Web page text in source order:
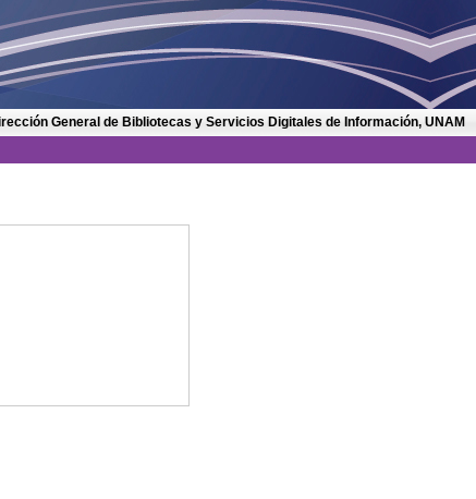
General de Bibliotecas y Servicios Digitales de Información, UNAM